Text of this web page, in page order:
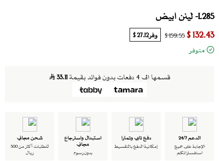
L285- لينن أبيض
132.43 $
159.55 $ وفر27.12 $
متوفر
قسمها الى 4 دفعات بدون فوائد بقيمة 33.11
الدعم 24/7
الإجابة على جميع
استفساراتكم
دفع تابي وتمارا
إمكانية الدفع بالتقسيط
استبدال واسترجاع
مجاني
بدون رسوم
شحن مجاني
للطلبات أكثر من 500
ريال